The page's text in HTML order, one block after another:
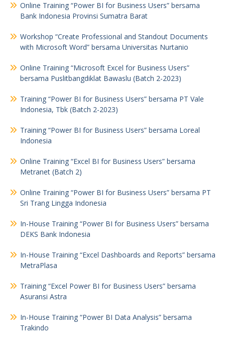
Online Training “Power BI for Business Users” bersama
Bank Indonesia Provinsi Sumatra Barat
Workshop “Create Professional and Standout Documents
with Microsoft Word” bersama Universitas Nurtanio
Online Training “Microsoft Excel for Business Users”
bersama Puslitbangdiklat Bawaslu (Batch 2-2023)
Training “Power BI for Business Users” bersama PT Vale
Indonesia, Tbk (Batch 2-2023)
Training “Power BI for Business Users” bersama Loreal
Indonesia
Online Training “Excel BI for Business Users” bersama
Metranet (Batch 2)
Online Training “Power BI for Business Users” bersama PT
Sri Trang Lingga Indonesia
In-House Training “Power BI for Business Users” bersama
DEKS Bank Indonesia
In-House Training “Excel Dashboards and Reports” bersama
MetraPlasa
Training “Excel Power BI for Business Users” bersama
Asuransi Astra
In-House Training “Power BI Data Analysis” bersama
Trakindo